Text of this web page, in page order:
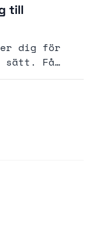
till
dig för
sätt. Få
och